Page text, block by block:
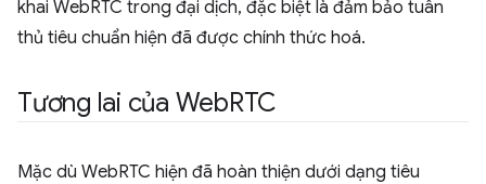
khai WebRTC trong đại dịch, đặc biệt là đảm bảo tuân
thủ tiêu chuẩn hiện đã được chính thức hoá.
Tương lai của WebRTC
Mặc dù WebRTC hiện đã hoàn thiện dưới dạng tiêu